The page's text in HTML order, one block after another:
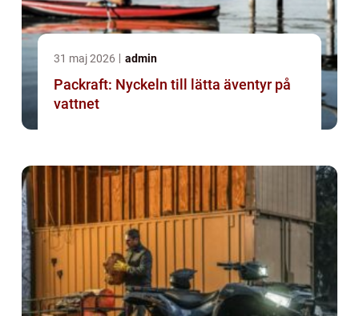
31 maj 2026 admin
Packraft: Nyckeln till lätta äventyr på
vattnet